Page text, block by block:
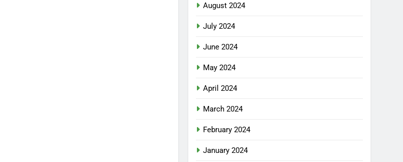
August 2024
July 2024
June 2024
May 2024
April 2024
March 2024
February 2024
January 2024